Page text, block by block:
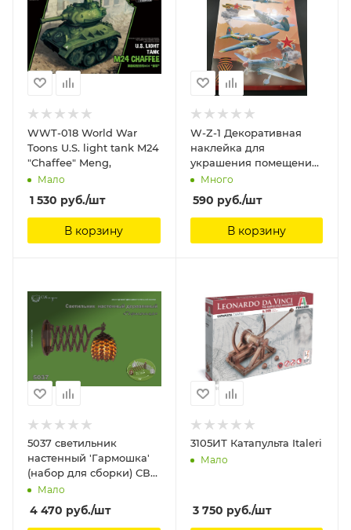
WWT-018 World War
Toons U.S. light tank M24
"Chaffee" Meng,
Мало
1 530 руб./шт
В корзину
W-Z-1 Декоративная
наклейка для
украшения помещений
"Самолеты" 40х60 см
Много
590 руб./шт
В корзину
5037 светильник
настенный 'Гармошка'
(набор для сборки) СВ
Модель
Мало
4 470 руб./шт
3105ИТ Катапульта Italeri
Мало
3 750 руб./шт